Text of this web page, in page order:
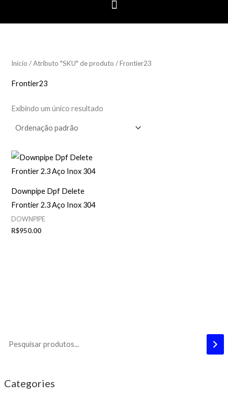
Categories
Início / Atributo "SKU" de produto / Frontier23
Frontier23
Exibindo um único resultado
Downpipe Dpf Delete
Frontier 2.3 Aço Inox 304
DOWNPIPE
R$950.00